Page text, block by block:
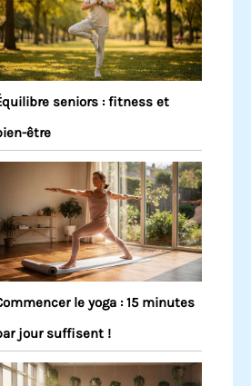
seniors : fitness et
être
le yoga : 15 minutes
jour suffisent !